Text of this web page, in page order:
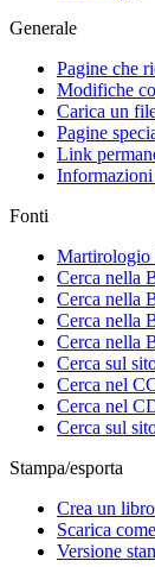
Generale
Pagine che
Modifiche
Carica un
Pagine
Link
Informazioni
Fonti
Martirologio
Cerca nella
Cerca nella
Cerca nella
Cerca nella
Cerca sul
Cerca nel
Cerca nel
Cerca sul
Stampa/esporta
Crea un libro
Scarica
Versione